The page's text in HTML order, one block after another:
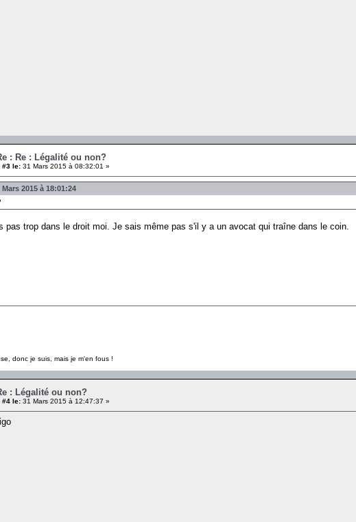
: Re : Légalité ou non?
#3 le: 31 Mars 2015 à 08:32:01 »
2015 à 18:01:24
pas trop dans le droit moi. Je sais même pas s'il y a un avocat qui traîne dans le coin.
donc je suis, mais je m'en fous !
: Légalité ou non?
#4 le: 31 Mars 2015 à 12:47:37 »